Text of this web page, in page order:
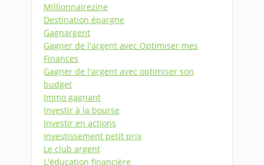
Millionnairezine
Destination épargne
Gagnargent
Gagner de l'argent avec Optimiser mes
Finances
Gagner de l'argent avec optimiser son
budget
Immo gagnant
Investir à la bourse
Investir en actions
Investissement petit prix
Le club argent
L'éducation financière